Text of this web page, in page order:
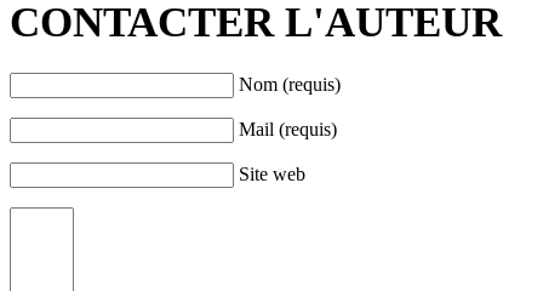
CONTACTER L'AUTEUR
Nom (requis)
Mail (requis)
Site web